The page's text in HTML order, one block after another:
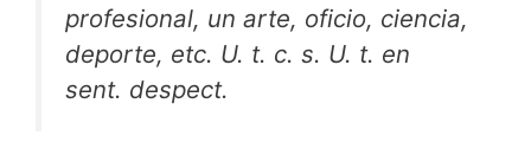
profesional, un arte, oficio, ciencia,
deporte, etc. U. t. c. s. U. t. en
sent. despect.